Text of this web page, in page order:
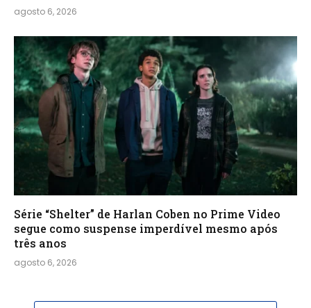
agosto 6, 2026
Série “Shelter” de Harlan Coben no Prime Video
segue como suspense imperdível mesmo após
três anos
agosto 6, 2026